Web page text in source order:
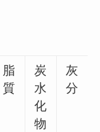
脂
質
炭
水
化
物
灰
分